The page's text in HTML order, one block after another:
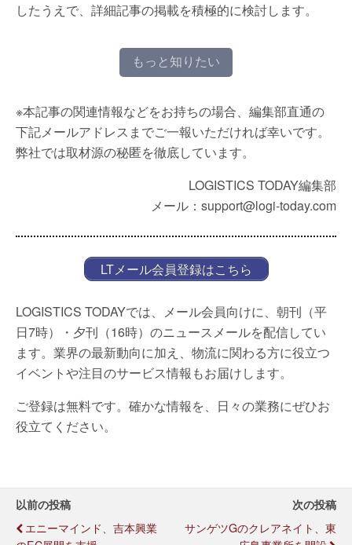
したうえで、詳細記事の掲載を積極的に検討します。
もっと知りたい
※本記事の関連情報などをお持ちの場合、編集部直通の
下記メールアドレスまでご一報いただければ幸いです。
弊社では取材源の秘匿を徹底しています。
LOGISTICS TODAY編集部
メール：support@logi-today.com
LTメール会員登録はこちら
LOGISTICS TODAYでは、メール会員向けに、朝刊（平
日7時）・夕刊（16時）のニュースメールを配信してい
ます。業界の最新動向に加え、物流に関わる方に役立つ
イベントや注目のサービス情報もお届けします。
ご登録は無料です。確かな情報を、日々の業務にぜひお
役立てください。
以前の投稿
エニーマインド、吉本興業
次の投稿
サンゲツGのクレアネイト、東